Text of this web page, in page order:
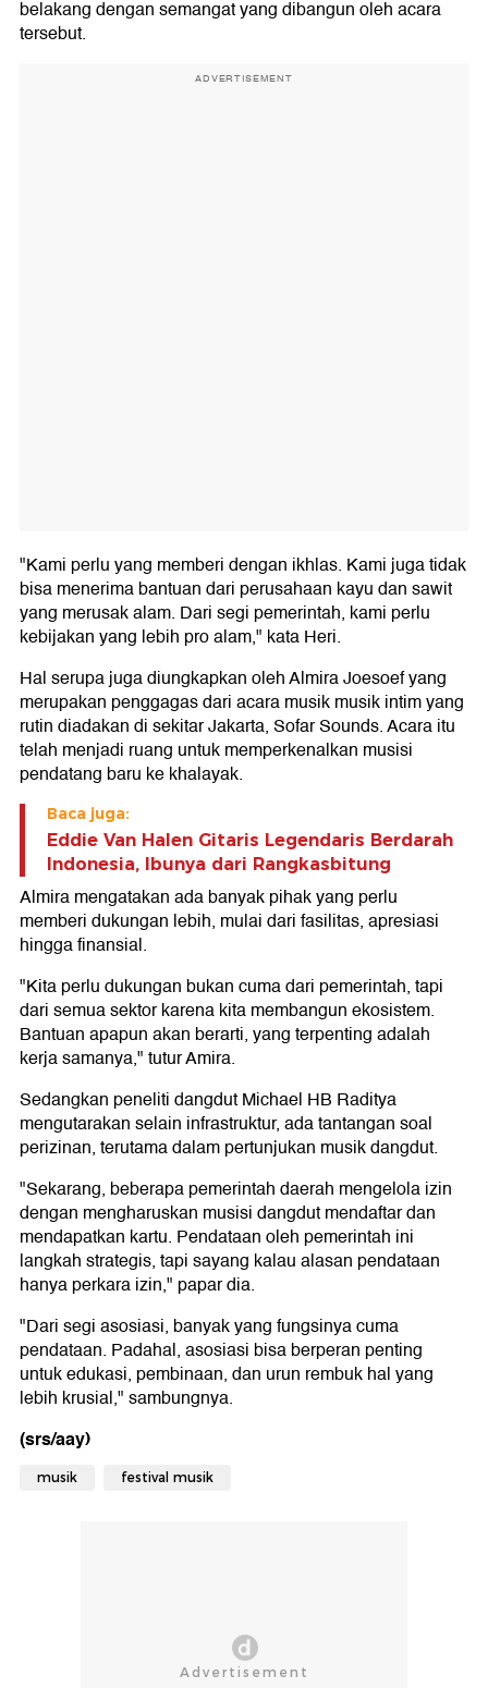
belakang dengan semangat yang dibangun oleh acara
tersebut.
ADVERTISEMENT
"Kami perlu yang memberi dengan ikhlas. Kami juga tidak
bisa menerima bantuan dari perusahaan kayu dan sawit
yang merusak alam. Dari segi pemerintah, kami perlu
kebijakan yang lebih pro alam," kata Heri.
Hal serupa juga diungkapkan oleh Almira Joesoef yang
merupakan penggagas dari acara musik musik intim yang
rutin diadakan di sekitar Jakarta, Sofar Sounds. Acara itu
telah menjadi ruang untuk memperkenalkan musisi
pendatang baru ke khalayak.
Baca juga:
Eddie Van Halen Gitaris Legendaris Berdarah
Indonesia, Ibunya dari Rangkasbitung
Almira mengatakan ada banyak pihak yang perlu
memberi dukungan lebih, mulai dari fasilitas, apresiasi
hingga finansial.
"Kita perlu dukungan bukan cuma dari pemerintah, tapi
dari semua sektor karena kita membangun ekosistem.
Bantuan apapun akan berarti, yang terpenting adalah
kerja samanya," tutur Amira.
Sedangkan peneliti dangdut Michael HB Raditya
mengutarakan selain infrastruktur, ada tantangan soal
perizinan, terutama dalam pertunjukan musik dangdut.
"Sekarang, beberapa pemerintah daerah mengelola izin
dengan mengharuskan musisi dangdut mendaftar dan
mendapatkan kartu. Pendataan oleh pemerintah ini
langkah strategis, tapi sayang kalau alasan pendataan
hanya perkara izin," papar dia.
"Dari segi asosiasi, banyak yang fungsinya cuma
pendataan. Padahal, asosiasi bisa berperan penting
untuk edukasi, pembinaan, dan urun rembuk hal yang
lebih krusial," sambungnya.
(srs/aay)
musik festival musik